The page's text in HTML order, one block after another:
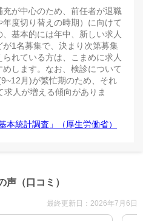
が中心のため、前任者が退職
度切り替えの時期）に向けて
基本的には年中、新しい求人
1名募集で、決まり次第募集
れている方は、こまめに求人
します。なお、検診について
月)が繁忙期のため、それ
人が増える傾向がありま
本統計調査」（厚生労働省）
声（口コミ）
最終更新日：2026年7月6日